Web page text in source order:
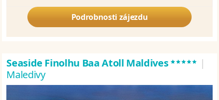
Podrobnosti zájezdu
Seaside Finolhu Baa Atoll Maldives***** |
Maledivy